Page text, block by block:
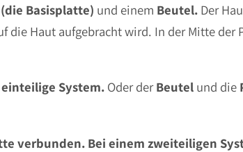
Basisplatte) und einem Beutel. Der
die Haut aufgebracht wird. In der Mitte der
einteilige System. Oder derBeutel und die
verbunden. Bei einem zweiteiligen